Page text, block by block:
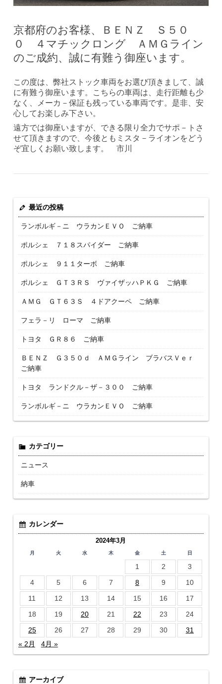
京都府のお客様、ＢＥＮＺ Ｓ５０
０ ４マチックロング ＡＭＧライン
のご成約、誠に有難う御座います。
この度は、弊社ストック車両をお選び頂きまして、誠
に有難う御座います。こちらの車両は、走行距離も少
なく、メーカ－保証も残っている車両です。是非、安
心してお楽しみ下さい。
遠方では御座いますが、できる限り全力でサポ－トさ
せて頂きますので、今後ともミスタ－ライオンをどう
ぞ宜しくお願い致します。 市川
最近の投稿
ランボルギ－ニ ウラカンＥＶＯ ご納車
ポルシェ ７１８スパイダー ご納車
ポルシェ ９１１ターボ ご納車
ポルシェ ＧＴ３ＲＳ ヴァイザッハＰＫＧ ご納車
ＡＭＧ ＧＴ６３Ｓ ４ドアクーペ ご納車
フェラ－リ ローマ ご納車
トヨタ ＧＲ８６ ご納車
ＢＥＮＺ Ｇ３５０ｄ ＡＭＧライン ブラバスＶｅｒ
ご納車
トヨタ ランドクル－ザ－３００ ご納車
ランボルギ－ニ ウラカンＥＶＯ ご納車
カテゴリー
ニュース
納車
カレンダー
2024年3月
月 火 水 木 金 土 日
1 2
3
4
5 6 7 8 9
10
11
12 13 14 15 16
17
18
19 20 21 22 23
24
25
26 27 28 29 30
31
« 2月
4月 »
アーカイブ